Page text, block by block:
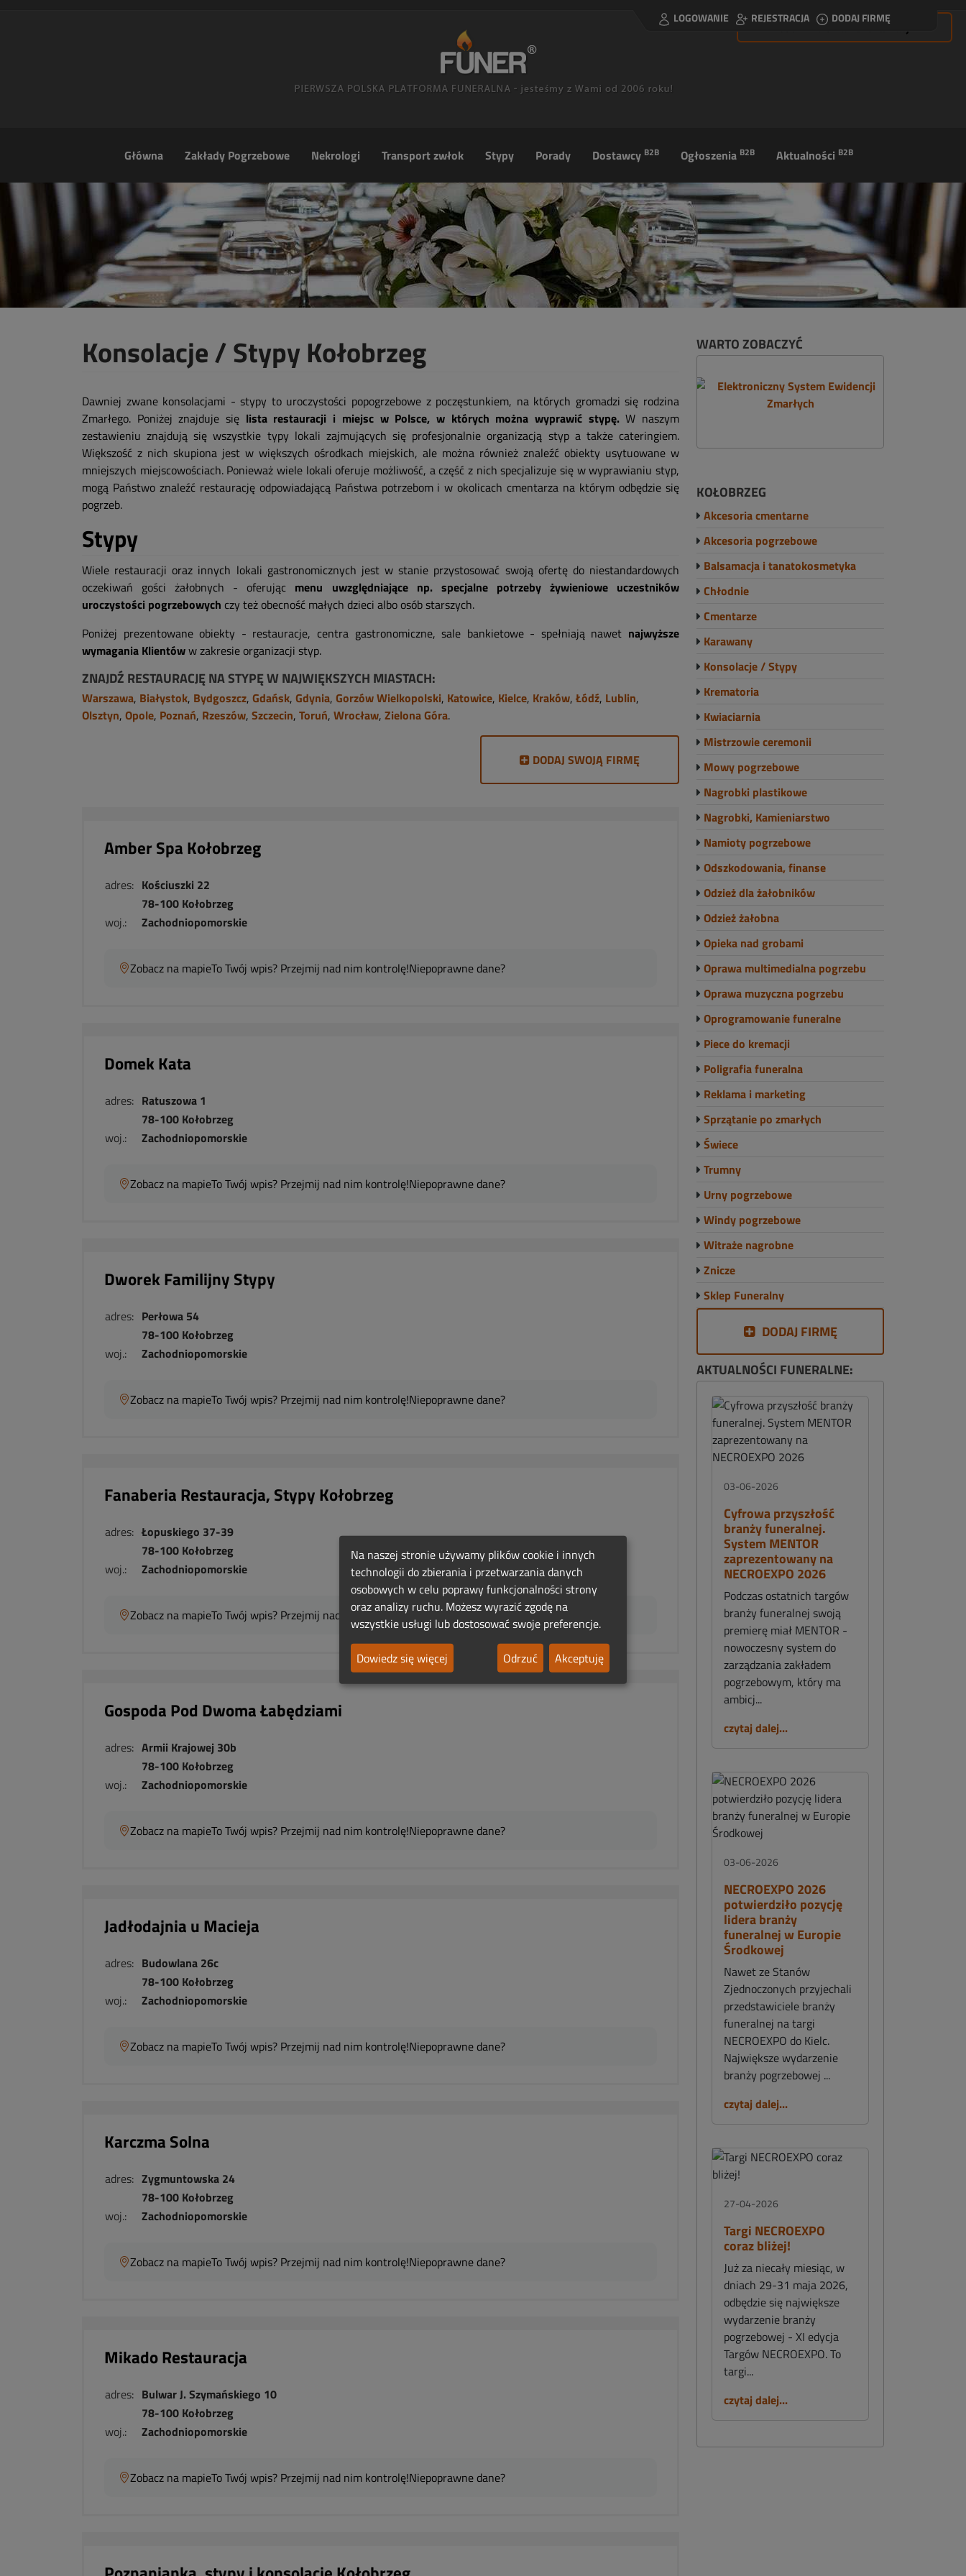
LOGOWANIE REJESTRACJA DODAJ FIRMĘ
Główna Zakłady Pogrzebowe Nekrologi Transport zwłok Stypy Porady Dostawcy B2B Ogłoszenia B2B Aktualności B2B
Konsolacje / Stypy Kołobrzeg
Usuń filtrowanie lokalizacji
Dawniej zwane konsolacjami - stypy to uroczystości popogrzebowe z poczęstunkiem, na których gromadzi się rodzina
Zmarłego. Poniżej znajduje się lista restauracji i miejsc w Polsce, w których można wyprawić stypę.W naszym
zestawieniu znajdują się wszystkie typy lokali zajmujących się profesjonalnie organizacją styp a także cateringiem.
Większość z nich skupiona jest w większych ośrodkach miejskich, ale można również znaleźć obiekty usytuowane w
mniejszych miejscowościach. Ponieważ wiele lokali oferuje możliwość, a część z nich specjalizuje się w wyprawianiu styp,
mogą Państwo znaleźć restaurację odpowiadającą Państwa potrzebom i w okolicach cmentarza na którym odbędzie się
pogrzeb.
Stypy
Wiele restauracji oraz innych lokali gastronomicznych jest w stanie przystosować swoją ofertę do niestandardowych
oczekiwań gości żałobnych - oferując menu uwzględniające np. specjalne potrzeby żywieniowe uczestników
uroczystości pogrzebowych czy też obecność małych dzieci albo osób starszych.
Poniżej prezentowane obiekty - restauracje, centra gastronomiczne, sale bankietowe - spełniają nawet najwyższe
wymagania Klientóww zakresie organizacji styp.
ZNAJDŹ RESTAURACJĘ NA STYPĘ W NAJWIĘKSZYCH MIASTACH:
Warszawa, Białystok, Bydgoszcz, Gdańsk, Gdynia, Gorzów Wielkopolski, Katowice, Kielce, Kraków, Łódź, Lublin,
Olsztyn, Opole, Poznań, Rzeszów, Szczecin, Toruń, Wrocław, Zielona Góra.
DODAJ SWOJĄ FIRMĘ
Amber Spa Kołobrzeg
adres: Kościuszki 22
78-100 Kołobrzeg
woj.:
Zachodniopomorskie
Zobacz na mapieTo Twój wpis? Przejmij nad nim kontrolę!Niepoprawne dane?
Domek Kata
adres: Ratuszowa 1
78-100 Kołobrzeg
woj.:
Zachodniopomorskie
Zobacz na mapieTo Twój wpis? Przejmij nad nim kontrolę!Niepoprawne dane?
Dworek Familijny Stypy
adres: Perłowa 54
78-100 Kołobrzeg
woj.:
Zachodniopomorskie
Zobacz na mapieTo Twój wpis? Przejmij nad nim kontrolę!Niepoprawne dane?
Fanaberia Restauracja, Stypy Kołobrzeg
adres: Łopuskiego 37-39
78-100 Kołobrzeg
woj.:
Zachodniopomorskie
Zobacz na mapieTo Twój wpis? Przejmij nad nim kontrolę! Niepoprawne dane?
Gospoda Pod Dwoma Łabędziami
adres: Armii Krajowej 30b
78-100 Kołobrzeg
woj.:
Zachodniopomorskie
Zobacz na mapieTo Twój wpis? Przejmij nad nim kontrolę!Niepoprawne dane?
Jadłodajnia u Macieja
adres: Budowlana 26c
78-100 Kołobrzeg
woj.:
Zachodniopomorskie
Zobacz na mapieTo Twój wpis? Przejmij nad nim kontrolę!Niepoprawne dane?
Karczma Solna
adres: Zygmuntowska 24
78-100 Kołobrzeg
woj.:
Zachodniopomorskie
Zobacz na mapieTo Twój wpis? Przejmij nad nim kontrolę!Niepoprawne dane?
Mikado Restauracja
adres: Bulwar J. Szymańskiego 10
78-100 Kołobrzeg
woj.:
Zachodniopomorskie
Zobacz na mapieTo Twój wpis? Przejmij nad nim kontrolę!Niepoprawne dane?
WARTO ZOBACZYĆ
KOŁOBRZEG
Akcesoria cmentarne
Akcesoria pogrzebowe
Balsamacja i tanatokosmetyka
Chłodnie
Cmentarze
Karawany
Konsolacje / Stypy
Krematoria
Kwiaciarnia
Mistrzowie ceremonii
Mowy pogrzebowe
Nagrobki plastikowe
Nagrobki, Kamieniarstwo
Namioty pogrzebowe
Odszkodowania, finanse
Odzież dla żałobników
Odzież żałobna
Opieka nad grobami
Oprawa multimedialna pogrzebu
Oprawa muzyczna pogrzebu
Oprogramowanie funeralne
Piece do kremacji
Poligrafia funeralna
Reklama i marketing
Sprzątanie po zmarłych
Świece
Trumny
Urny pogrzebowe
Windy pogrzebowe
Witraże nagrobne
Znicze
Sklep Funeralny
DODAJ FIRMĘ
AKTUALNOŚCI FUNERALNE:
03-06-2026
Cyfrowa przyszłość
branży funeralnej.
System MENTOR
zaprezentowany na
NECROEXPO 2026
Podczas ostatnich targów
branży funeralnej swoją
premierę miał MENTOR -
nowoczesny system do
zarządzania zakładem
pogrzebowym, który ma
ambicj...
czytaj dalej...
03-06-2026
NECROEXPO 2026
potwierdziło pozycję
lidera branży
funeralnej w Europie
Środkowej
Nawet ze Stanów
Zjednoczonych przyjechali
przedstawiciele branży
funeralnej na targi
NECROEXPO do Kielc.
Największe wydarzenie
branży pogrzebowej ...
czytaj dalej...
27-04-2026
Targi NECROEXPO
coraz bliżej!
Już za niecały miesiąc, w
dniach 29-31 maja 2026,
odbędzie się największe
wydarzenie branży
pogrzebowej - XI edycja
Targów NECROEXPO. To
targi...
czytaj dalej...
Na naszej stronie używamy plików cookie i innych
technologii do zbierania i przetwarzania danych
osobowych w celu poprawy funkcjonalności strony
oraz analizy ruchu. Możesz wyrazić zgodę na
wszystkie usługi lub dostosować swoje preferencje.
Dowiedz się więcej
Odrzuć Akceptuję